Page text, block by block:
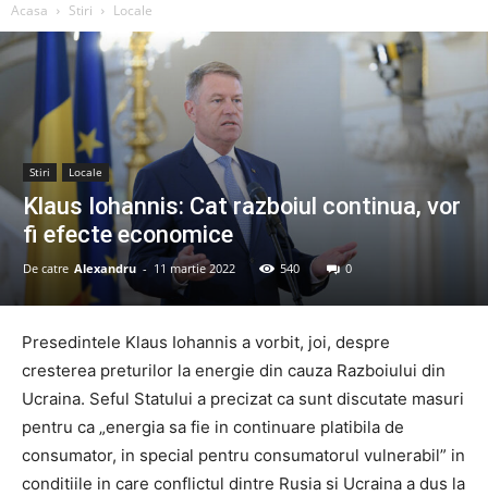
Acasa Stiri Locale
Stiri Locale
Klaus Iohannis: Cat razboiul continua, vor
fi efecte economice
De catre Alexandru - 11 martie 2022 540 0
Presedintele Klaus Iohannis a vorbit, joi, despre
cresterea preturilor la energie din cauza Razboiului din
Ucraina. Seful Statului a precizat ca sunt discutate masuri
pentru ca „energia sa fie in continuare platibila de
consumator, in special pentru consumatorul vulnerabil” in
conditiile in care conflictul dintre Rusia si Ucraina a dus la